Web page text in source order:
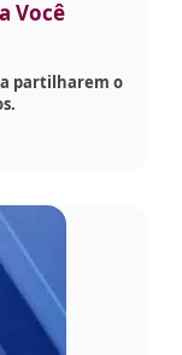
Você
partilharem o